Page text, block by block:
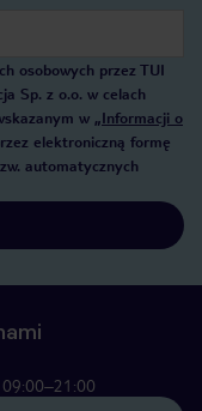
osobowych przez TUI
Sp. z o.o. w celach
w „Informacji o
elektroniczną formę
automatycznych